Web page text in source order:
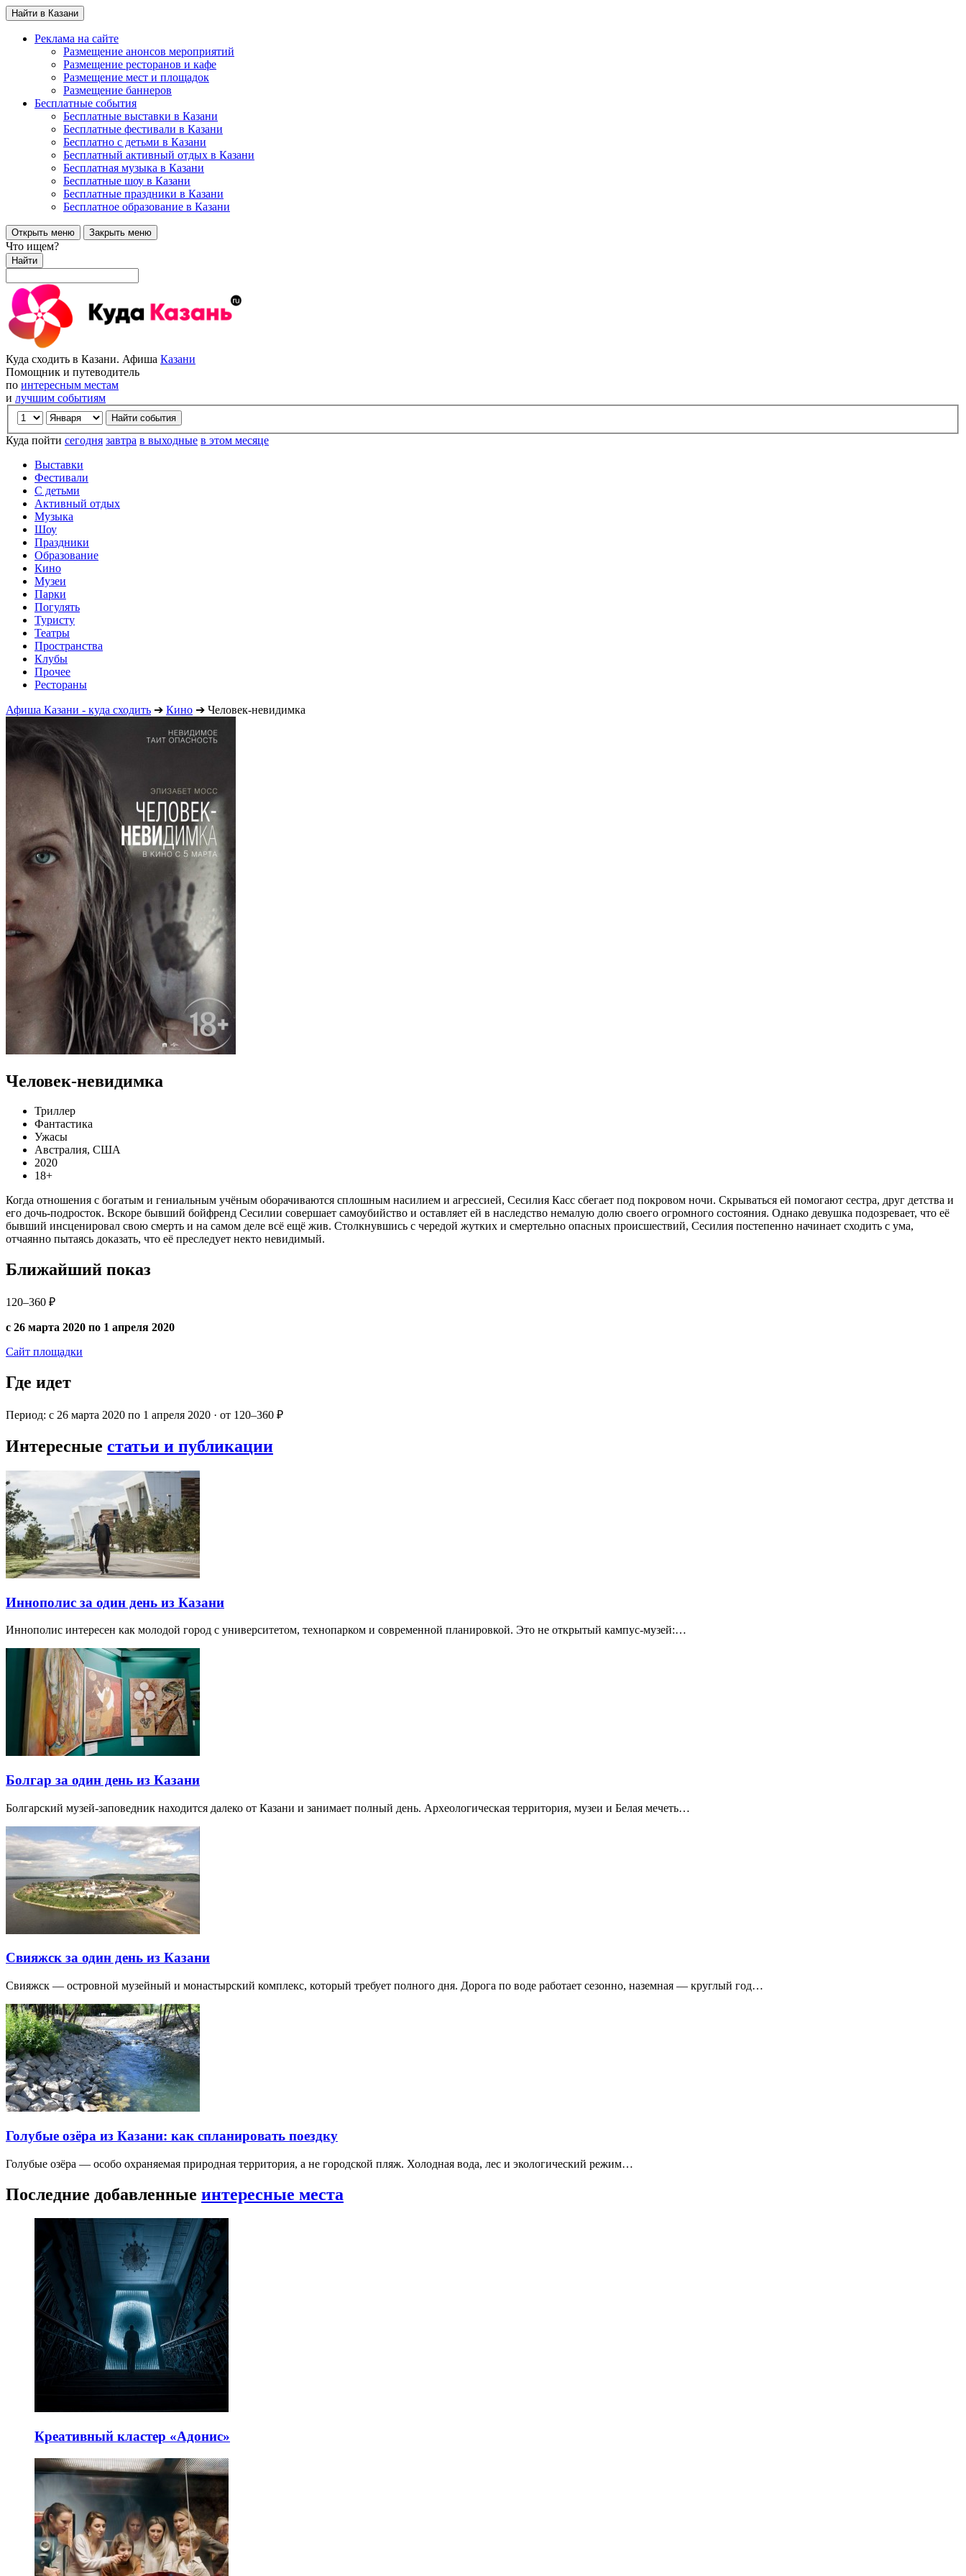
Найти в Казани
Реклама на сайте
Размещение анонсов мероприятий
Размещение ресторанов и кафе
Размещение мест и площадок
Размещение баннеров
Бесплатные события
Бесплатные выставки в Казани
Бесплатные фестивали в Казани
Бесплатно с детьми в Казани
Бесплатный активный отдых в Казани
Бесплатная музыка в Казани
Бесплатные шоу в Казани
Бесплатные праздники в Казани
Бесплатное образование в Казани
Открыть меню Закрыть меню
Что ищем?
Найти
Куда сходить в Казани. Афиша Казани
Помощник и путеводитель
по интересным местам
и лучшим событиям
Куда пойти сегодня завтра в выходные в этом месяце
Выставки
Фестивали
С детьми
Активный отдых
Музыка
Шоу
Праздники
Образование
Кино
Музеи
Парки
Погулять
Туристу
Театры
Пространства
Клубы
Прочее
Рестораны
Афиша Казани - куда сходить ➔ Кино ➔ Человек-невидимка
Человек-невидимка
Триллер
Фантастика
Ужасы
Австралия, США
2020
18+
Когда отношения с богатым и гениальным учёным оборачиваются сплошным насилием и агрессией, Сесилия Касс сбегает под покровом ночи. Скрываться ей помогают сестра, друг детства и
его дочь-подросток. Вскоре бывший бойфренд Сесилии совершает самоубийство и оставляет ей в наследство немалую долю своего огромного состояния. Однако девушка подозревает, что её
бывший инсценировал свою смерть и на самом деле всё ещё жив. Столкнувшись с чередой жутких и смертельно опасных происшествий, Сесилия постепенно начинает сходить с ума,
отчаянно пытаясь доказать, что её преследует некто невидимый.
Ближайший показ
120–360 ₽
с 26 марта 2020 по 1 апреля 2020
Сайт площадки
Где идет
Период: с 26 марта 2020 по 1 апреля 2020 · от 120–360 ₽
Интересные статьи и публикации
Иннополис за один день из Казани
Иннополис интересен как молодой город с университетом, технопарком и современной планировкой. Это не открытый кампус-музей:…
Болгар за один день из Казани
Болгарский музей-заповедник находится далеко от Казани и занимает полный день. Археологическая территория, музеи и Белая мечеть…
Свияжск за один день из Казани
Свияжск — островной музейный и монастырский комплекс, который требует полного дня. Дорога по воде работает сезонно, наземная — круглый год…
Голубые озёра из Казани: как спланировать поездку
Голубые озёра — особо охраняемая природная территория, а не городской пляж. Холодная вода, лес и экологический режим…
Последние добавленные интересные места
Креативный кластер «Адонис»